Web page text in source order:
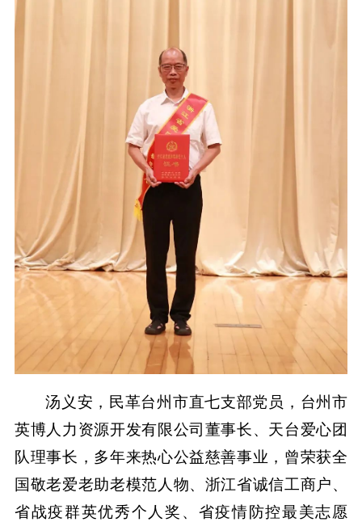
汤义安，民革台州市直七支部党员，台州市
英博人力资源开发有限公司董事长、天台爱心团
队理事长，多年来热心公益慈善事业，曾荣获全
国敬老爱老助老模范人物、浙江省诚信工商户、
省战疫群英优秀个人奖、省疫情防控最美志愿